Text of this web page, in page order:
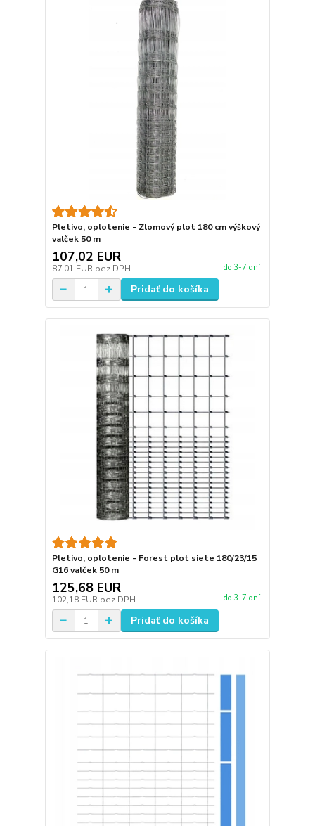
Pletivo, oplotenie - Zlomový plot 180 cm výškový
valček 50 m
107,02 EUR
87,01 EUR bez DPH do 3-7 dní
Pridať do košíka
Pletivo, oplotenie - Forest plot siete 180/23/15
G16 valček 50 m
125,68 EUR
102,18 EUR bez DPH do 3-7 dní
Pridať do košíka